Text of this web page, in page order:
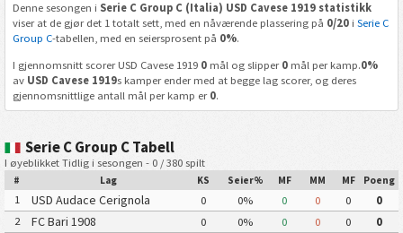
Denne sesongen i Serie C Group C (Italia) USD Cavese 1919 statistikk
viser at de gjør det 1 totalt sett, med en nåværende plassering på 0/20i Serie C
Group C-tabellen, med en seiersprosent på 0%.
I gjennomsnitt scorer USD Cavese 1919 0mål og slipper 0mål per kamp.0%
av USD Cavese 1919s kamper ender med at begge lag scorer, og deres
gjennomsnittlige antall mål per kamp er 0.
Serie C Group C Tabell
I øyeblikket Tidlig i sesongen - 0 / 380 spilt
# Lag KS Seier% MF MM MF Poeng
1 USD Audace Cerignola 0 0% 0 0 0
0
2
FC Bari 1908 0 0% 0 0 0
0